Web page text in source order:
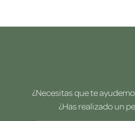
¿Necesitas que te
¿Has realizado un